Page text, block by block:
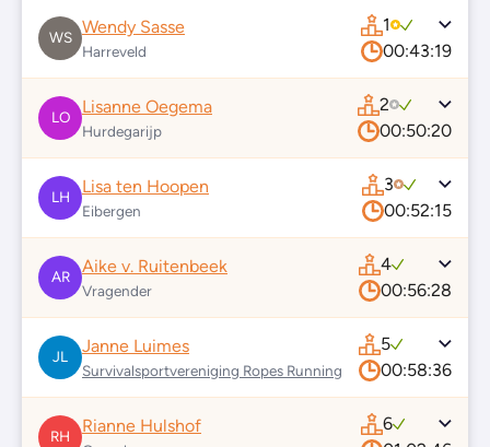
WS
Wendy Sasse
Harreveld
1
00:43:19
LO
Lisanne Oegema
Hurdegarijp
2
00:50:20
LH
Lisa ten Hoopen
Eibergen
3
00:52:15
AR
Aike v. Ruitenbeek
Vragender
4
00:56:28
JL
Janne Luimes
Survivalsportvereniging Ropes Running
5
00:58:36
RH
Rianne Hulshof
6